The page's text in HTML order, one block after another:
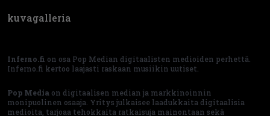
kuvagalleria
Inferno.fi on osa Pop Median digitaalisten medioiden perhettä.
Inferno.fi kertoo laajasti raskaan musiikin uutiset.
Pop Media on digitaalisen median ja markkinoinnin
monipuolinen osaaja. Yritys julkaisee laadukkaita digitaalisia
medioita, tarjoaa tehokkaita ratkaisuja mainontaan sekä